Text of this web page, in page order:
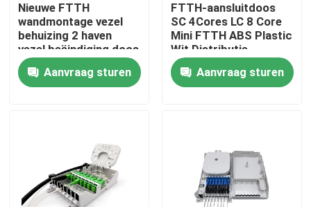
Huis
Ongeveer ons
Nieuwe FTTH
wandmontage vezel
behuizing 2 haven
vezel beëindiging doos
voor binnenkabel
Aanvraag sturen
FTTH-aansluitdoos
SC 4Cores LC 8 Core
Mini FTTH ABS Plastic
Wit Distributie
Wandcontactdoos
Aanvraag sturen